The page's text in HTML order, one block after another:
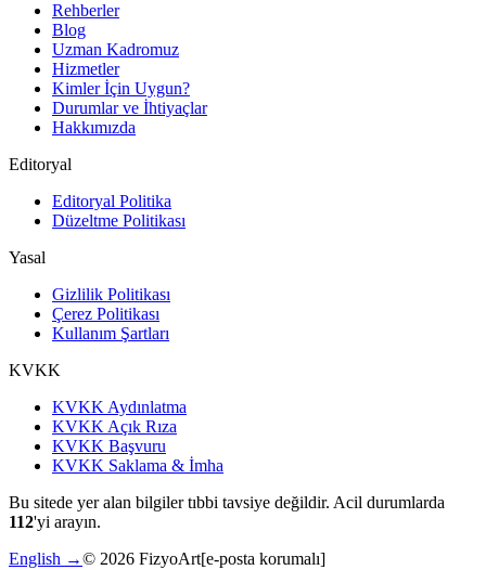
Rehberler
Blog
Uzman Kadromuz
Hizmetler
Kimler İçin Uygun?
Durumlar ve İhtiyaçlar
Hakkımızda
Editoryal
Editoryal Politika
Düzeltme Politikası
Yasal
Gizlilik Politikası
Çerez Politikası
Kullanım Şartları
KVKK
KVKK Aydınlatma
KVKK Açık Rıza
KVKK Başvuru
KVKK Saklama & İmha
Bu sitede yer alan bilgiler tıbbi tavsiye değildir. Acil durumlarda
112'yi arayın.
English →© 2026 FizyoArt[e-posta korumalı]